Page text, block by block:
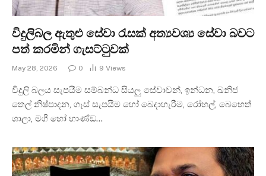
විදුලිබල ඇතුළු සේවා රැසක් අත්‍යවශ්‍ය සේවා බවට
පත් කරමින් ගැසට්ටුවක්
May 28, 2026 0 9 Views
විදුලි බලය සැපයීම සම්බන්ධ සියලු සේවාවන්, ඉන්ධන, ඛනිජ
තෙල් නිෂ්පාදන, ගෑස් සැපයීම හෝ බෙදාහැරීම, රෝහල්, බෙහෙත්
ශාලා, මගී හෝ භාණ්ඩ…